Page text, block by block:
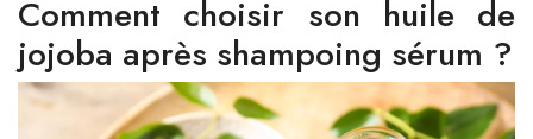
Comment choisir son huile de
jojoba après shampoing sérum ?